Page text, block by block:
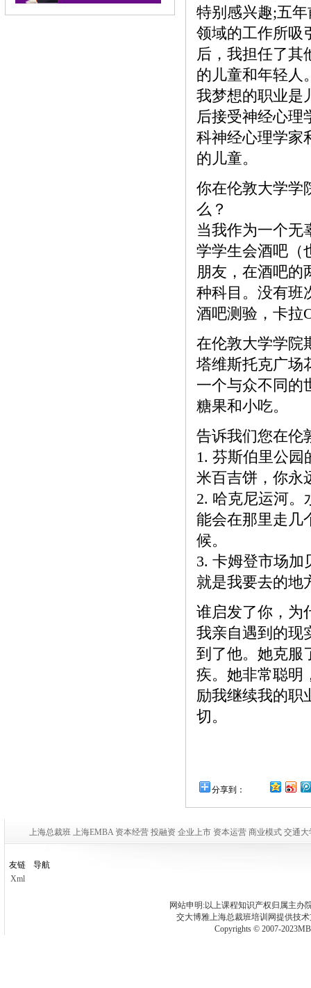
特别感兴趣;五
领域的工作所吸
后，我担任了其
的儿童和年轻人
我梦想的职业是
后接受神经心理
科神经心理学家
的儿童。
你在伦敦大学学
么？
当我作为一个无
学学生会酒吧（
朋友，在酒吧的
种科目。没有班
酒吧测验，卡拉
在伦敦大学学院
塔维斯托克广场
一个与众不同的
糖果和小吃。
告诉我们您在伦
1. 芬斯伯里公
米百吉饼，你永
2. 哈克尼运河。
能会在那里走几
候。
3. 卡姆登市场加
就是我要去的地
谁启发了你，为
我亲自遇到的现
到了他。她克服
疾。她非常聪明
励我继续我的职
切。
分享到：
上海总裁班 上海EMBA 资本经营 投融资 企业上市 资本运营 商业模式 交通
友链
导航
Xml
网站申明:以上课程知识产权归属主办
交大博雅上海总裁班培训网提供技
Copyrights © 2007-